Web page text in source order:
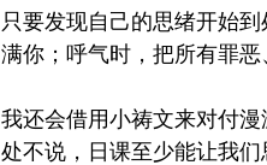
只要发现自己的思绪开始
满你；呼气时，把所有罪恶
我还会借用小祷文来对付
处不说，日课至少能让我们